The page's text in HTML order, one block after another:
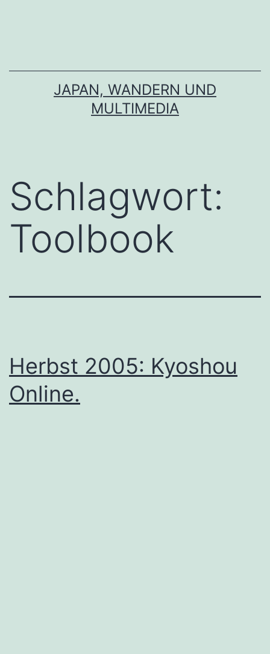
JAPAN, WANDERN UND
MULTIMEDIA
Schlagwort:
Toolbook
Herbst 2005: Kyoshou
Online.